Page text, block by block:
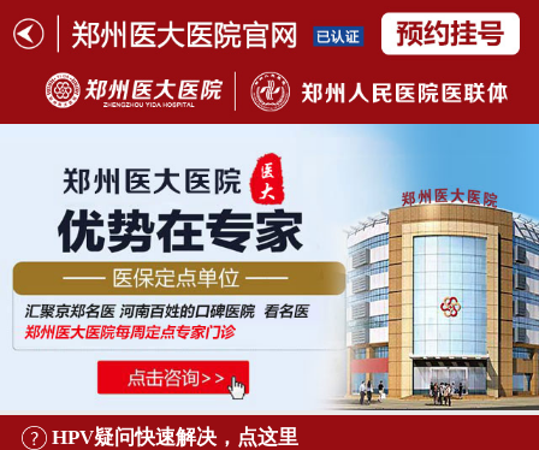
HPV疑问快速解决，点这里